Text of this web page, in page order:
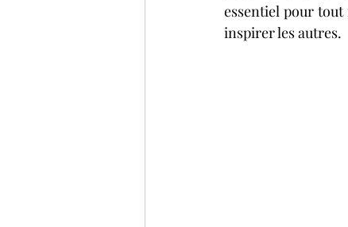
essentiel pour tout
inspirer les autres.